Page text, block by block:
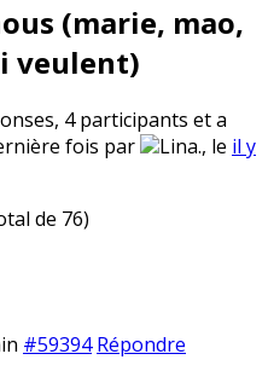
(marie, mao,
veulent)
4 participants et a
fois par
Lina., le il y
de 76)
#59394 Répondre